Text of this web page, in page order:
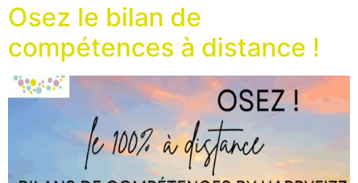
Osez le bilan de
compétences à distance !